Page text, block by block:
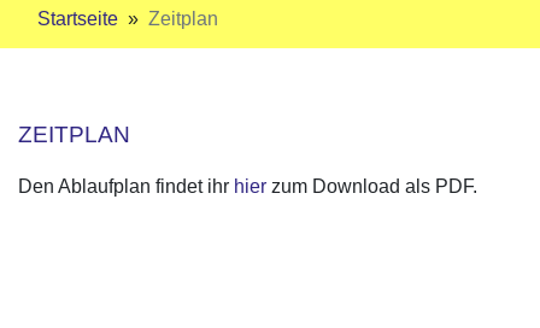
Startseite » Zeitplan
ZEITPLAN
Den Ablaufplan findet ihr hier zum Download als PDF.